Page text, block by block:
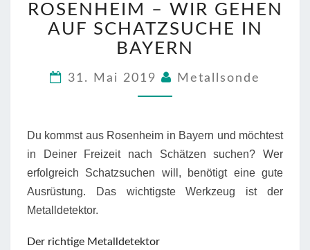
–
WIR
GEHEN
AUF
SCHATZSUCHE
IN
BAYERN
ROSENHEIM – WIR GEHEN
AUF SCHATZSUCHE IN
BAYERN
31. Mai 2019 Metallsonde
Du kommst aus Rosenheim in Bayern und möchtest
in Deiner Freizeit nach Schätzen suchen? Wer
erfolgreich Schatzsuchen will, benötigt eine gute
Ausrüstung. Das wichtigste Werkzeug ist der
Metalldetektor.
Der richtige Metalldetektor